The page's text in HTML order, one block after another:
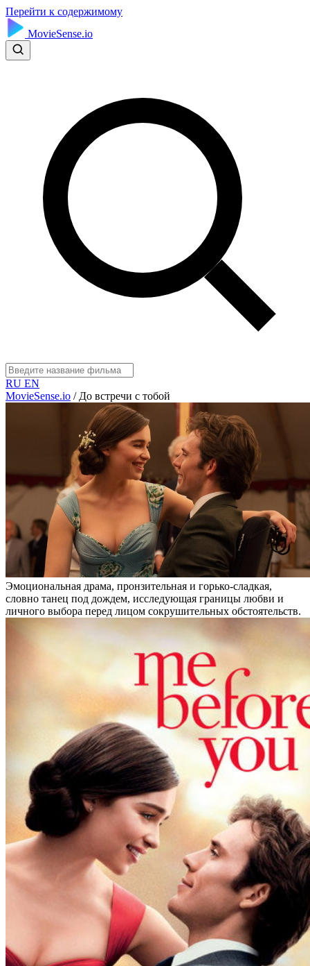
Перейти к содержимому
MovieSense.io
RU EN
MovieSense.io / До встречи с тобой
Эмоциональная драма, пронзительная и горько-сладкая,
словно танец под дождем, исследующая границы любви и
личного выбора перед лицом сокрушительных обстоятельств.